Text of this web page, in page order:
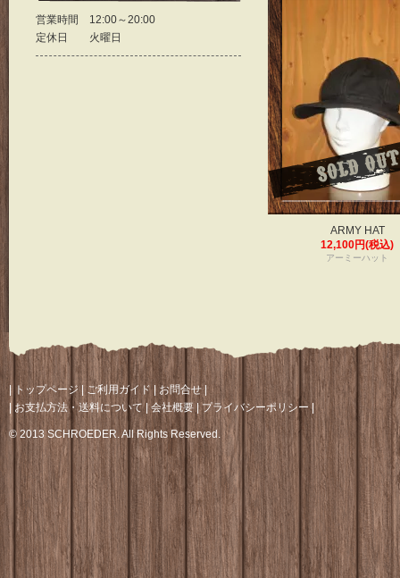
ARMY HAT
12,100円(税込)
アーミーハット
営業時間 12:00～20:00
定休日 火曜日
トップページ ご利用ガイド| お問合せ|
お支払方法・送料について|会社概要|プライバシーポリシー|
© 2013 SCHROEDER. All Rights Reserved.